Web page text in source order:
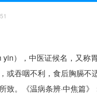
），中医证候名，又称
或吞咽不利，食后胸膈不
致。《温病条辨·中焦篇